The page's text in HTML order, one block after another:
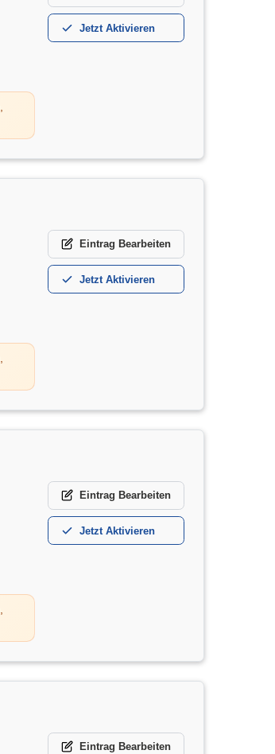
Jetzt Aktivieren
Eintrag Bearbeiten
Jetzt Aktivieren
Eintrag Bearbeiten
Jetzt Aktivieren
Eintrag Bearbeiten